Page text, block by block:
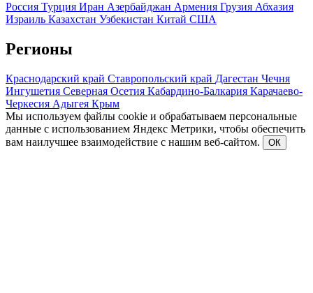
Россия Турция Иран Азербайджан Армения Грузия Абхазия
Израиль Казахстан Узбекистан Китай США
Регионы
Краснодарский край Ставропольский край Дагестан Чечня
Ингушетия Северная Осетия Кабардино-Балкария Карачаево-
Черкесия Адыгея Крым
Мы используем файлы cookie и обрабатываем персональные
данные с использованием Яндекс Метрики, чтобы обеспечить
вам наилучшее взаимодействие с нашим веб-сайтом.
ОК